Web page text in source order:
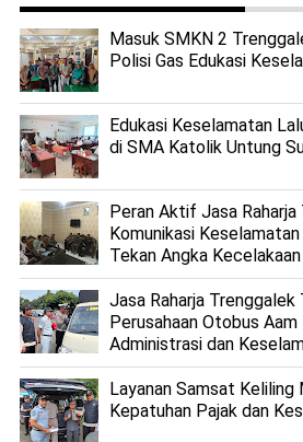
Masuk SMKN 2
Polisi Gas Edukasi
Edukasi Keselamatan
di SMA Katolik Untung
Peran Aktif Jasa
Komunikasi
Tekan Angka Kecelakaan
Jasa Raharja
Perusahaan Otobus
Administrasi dan
Layanan Samsat
Kepatuhan Pajak dan